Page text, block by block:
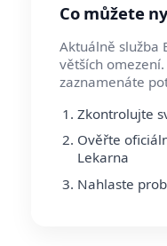
Co můžete
Aktuálně služba
větších
zaznamenáte
Zkontrolujte
Ověřte
Lekarna
Nahlaste